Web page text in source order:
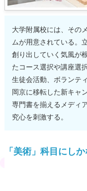
大学附属校には、その
ムが用意されている。
創り出していく気風が
たコース選択や講座選
生徒会活動、ボランテ
岡京に移転した新キャ
専門書を揃えるメディ
究心を刺激する。
「美術」科目にし